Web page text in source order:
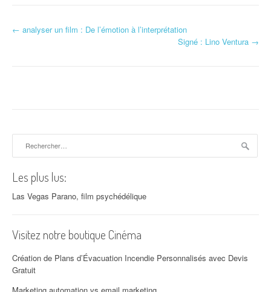
Navigation d'article
← analyser un film : De l’émotion à l’interprétation
Signé : Lino Ventura →
Les plus lus:
Las Vegas Parano, film psychédélique
Visitez notre boutique Cinéma
Création de Plans d’Évacuation Incendie Personnalisés avec Devis
Gratuit